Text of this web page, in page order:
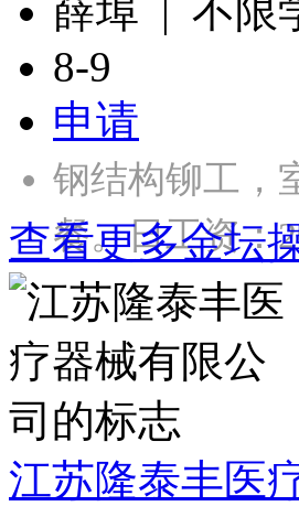
薛埠 | 不限
8-9
申请
钢结构铆工，
餐。日工资：
查看更多金坛
江苏隆泰丰医